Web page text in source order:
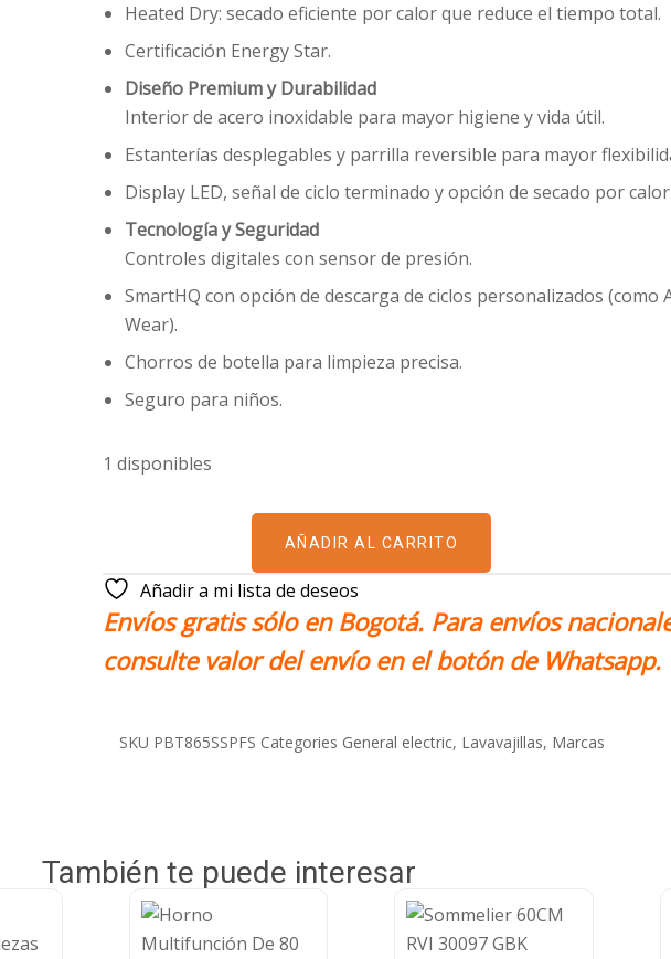
Heated Dry: secado eficiente por calor que reduce el tiempo total.
Certificación Energy Star.
Diseño Premium y Durabilidad
Interior de acero inoxidable para mayor higiene y vida útil.
Estanterías desplegables y parrilla reversible para mayor
Display LED, señal de ciclo terminado y opción de secado por
Tecnología y Seguridad
Controles digitales con sensor de presión.
SmartHQ con opción de descarga de ciclos personalizados (como
Wear).
Chorros de botella para limpieza precisa.
Seguro para niños.
1 disponibles
AÑADIR AL CARRITO
Añadir a mi lista de deseos
Envíos gratis sólo en Bogotá. Para envíos
consulte valor del envío en el botón de Whatsapp.
SKU PBT865SSPFS Categories General electric, Lavavajillas, Marcas
También te puede interesar